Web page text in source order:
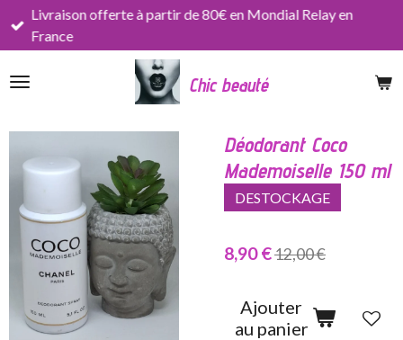
Passer
principal
Chic beauté
Livraison offerte à partir de 80€ en Mondial Relay en
France
Déodorant Coco
Mademoiselle 150 ml
DESTOCKAGE
8,90 €12,00 €
Ajouter
au panier